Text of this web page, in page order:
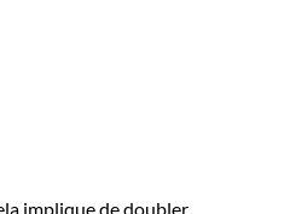
implique de doubler